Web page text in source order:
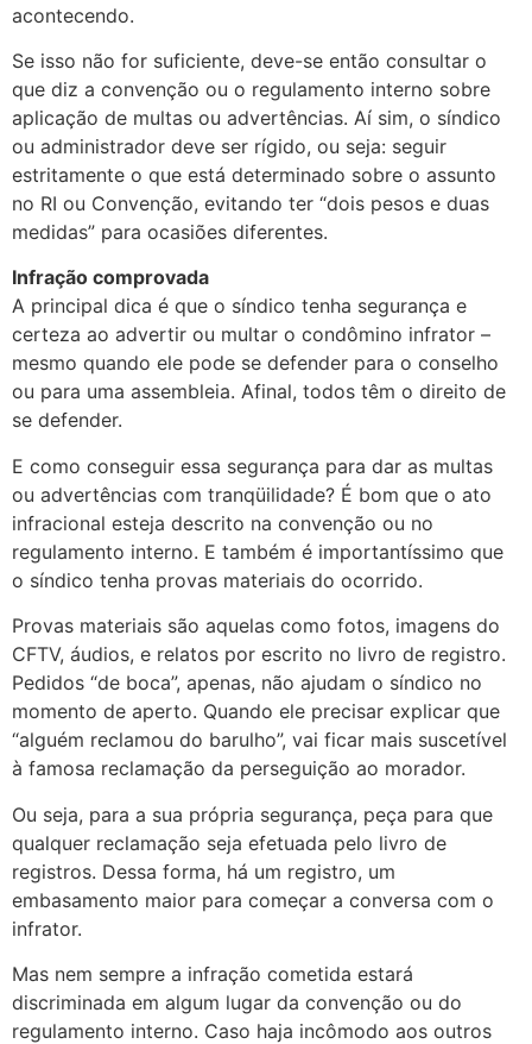
acontecendo.
Se isso não for suficiente, deve-se então consultar o
que diz a convenção ou o regulamento interno sobre
aplicação de multas ou advertências. Aí sim, o síndico
ou administrador deve ser rígido, ou seja: seguir
estritamente o que está determinado sobre o assunto
no RI ou Convenção, evitando ter “dois pesos e duas
medidas” para ocasiões diferentes.
Infração comprovada
A principal dica é que o síndico tenha segurança e
certeza ao advertir ou multar o condômino infrator –
mesmo quando ele pode se defender para o conselho
ou para uma assembleia. Afinal, todos têm o direito de
se defender.
E como conseguir essa segurança para dar as multas
ou advertências com tranqüilidade? É bom que o ato
infracional esteja descrito na convenção ou no
regulamento interno. E também é importantíssimo que
o síndico tenha provas materiais do ocorrido.
Provas materiais são aquelas como fotos, imagens do
CFTV, áudios, e relatos por escrito no livro de registro.
Pedidos “de boca”, apenas, não ajudam o síndico no
momento de aperto. Quando ele precisar explicar que
“alguém reclamou do barulho”, vai ficar mais suscetível
à famosa reclamação da perseguição ao morador.
Ou seja, para a sua própria segurança, peça para que
qualquer reclamação seja efetuada pelo livro de
registros. Dessa forma, há um registro, um
embasamento maior para começar a conversa com o
infrator.
Mas nem sempre a infração cometida estará
discriminada em algum lugar da convenção ou do
regulamento interno. Caso haja incômodo aos outros